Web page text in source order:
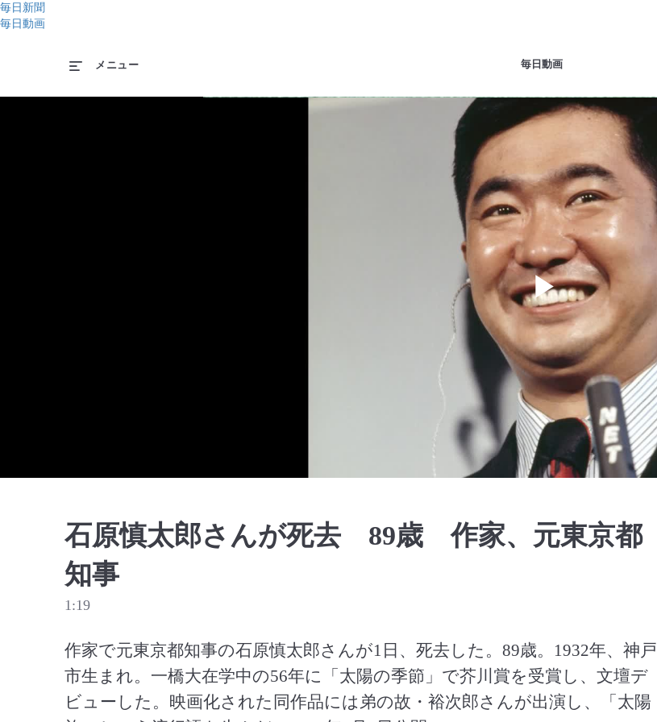
毎日新聞
毎日動画
毎日動画
メニュー
Play
Video
石原慎太郎さんが死去 89歳 作家、元東京都
知事
1:19
作家で元東京都知事の石原慎太郎さんが1日、死去した。89歳。1932年、神戸
市生まれ。一橋大在学中の56年に「太陽の季節」で芥川賞を受賞し、文壇デ
ビューした。映画化された同作品には弟の故・裕次郎さんが出演し、「太陽